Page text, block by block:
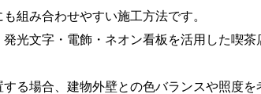
組み合わせやすい施工方法です。
光文字・電飾・ネオン看板を活用した喫
る場合、建物外壁との色バランスや照度を